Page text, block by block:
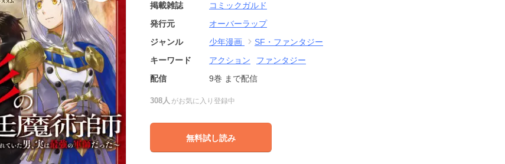
掲載雑誌
コミックガルド
発行元
オーバーラップ
ジャンル
少年漫画
SF・ファンタジー
キーワード
アクション
ファンタジー
配信
9巻 まで配信
308人 がお気に入り登録中
無料試し読み